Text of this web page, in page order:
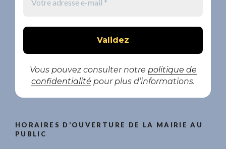
Vous pouvez consulter notre politique de
confidentialité pour plus d’informations.
HORAIRES D’OUVERTURE DE LA MAIRIE AU
PUBLIC